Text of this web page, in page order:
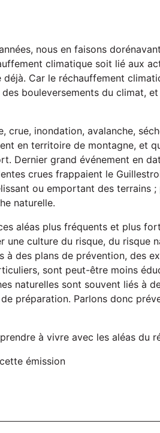
nous en faisons
climatique soit lié aux
Car le réchauffement
bouleversements du climat,
crue, inondation, avalanche,
en territoire de montagne, et
Dernier grand événement en
crues frappaient le
ou emportant des terrains ;
naturelle.
aléas plus fréquents et plus
une culture du risque, du risque
des plans de prévention, des
sont peut-être moins
naturelles sont souvent liés à
préparation. Parlons donc
à vivre avec les aléas du
émission